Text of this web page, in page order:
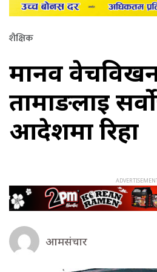
शैक्षिक
मानव
तामाङलाई
आदेशमा रिहा
आमसंचार